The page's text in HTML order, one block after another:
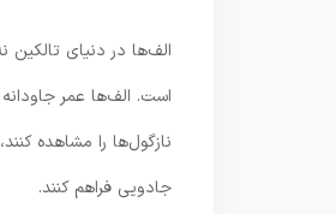
الف‌ها در دنیای تالکین
است. الف‌ها عمر
نازگول‌ها را مشاهده
جادویی فراهم کنند.